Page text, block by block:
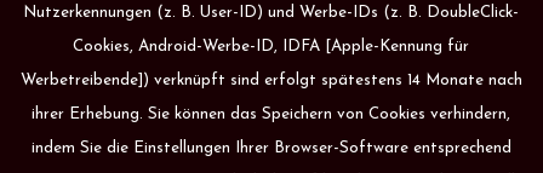
Nutzerkennungen (z. B. User-ID) und Werbe-IDs (z. B. DoubleClick-
Cookies, Android-Werbe-ID, IDFA [Apple-Kennung für
Werbetreibende]) verknüpft sind erfolgt spätestens 14 Monate nach
ihrer Erhebung. Sie können das Speichern von Cookies verhindern,
indem Sie die Einstellungen Ihrer Browser-Software entsprechend